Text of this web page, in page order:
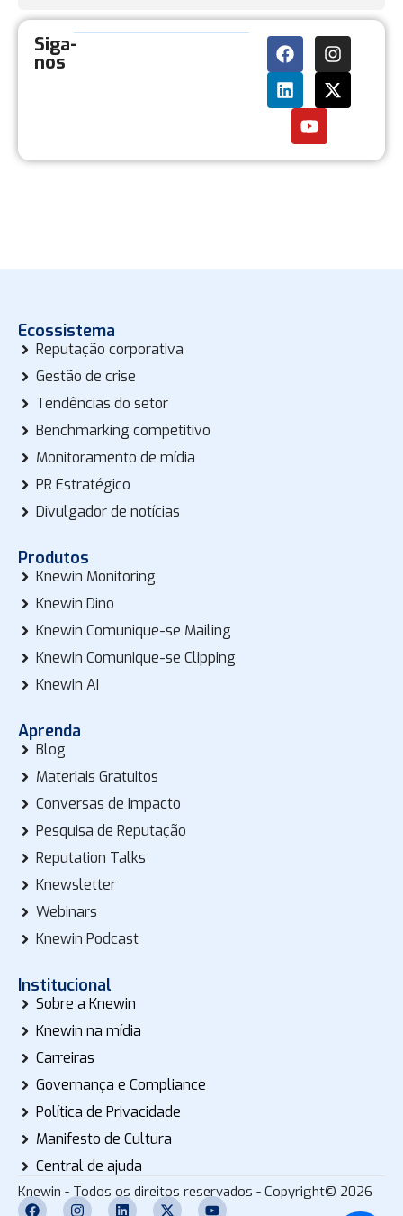
Siga-
nos
Ecossistema
Reputação corporativa
Gestão de crise
Tendências do setor
Benchmarking competitivo
Monitoramento de mídia
PR Estratégico
Divulgador de notícias
Produtos
Knewin Monitoring
Knewin Dino
Knewin Comunique-se Mailing
Knewin Comunique-se Clipping
Knewin AI
Aprenda
Blog
Materiais Gratuitos
Conversas de impacto
Pesquisa de Reputação
Reputation Talks
Knewsletter
Webinars
Knewin Podcast
Institucional
Sobre a Knewin
Knewin na mídia
Carreiras
Governança e Compliance
Política de Privacidade
Manifesto de Cultura
Central de ajuda
Knewin - Todos os direitos reservados - Copyright© 2026